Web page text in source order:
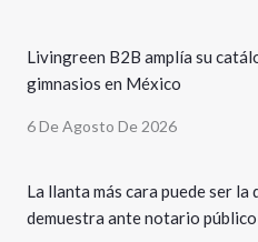
Livingreen B2B amplía su
gimnasios en México
6 De Agosto De 2026
La llanta más cara puede ser
demuestra ante notario público